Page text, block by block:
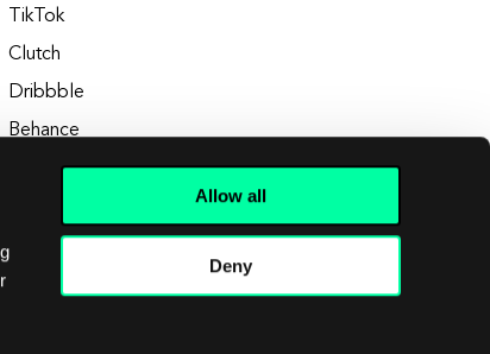
Allow all
Deny
TikTok
Clutch
Dribbble
Behance